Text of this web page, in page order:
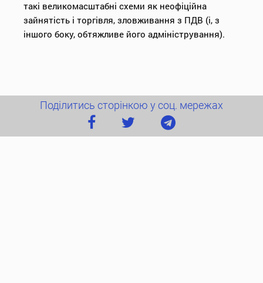
такі великомасштабні схеми як неофіційна
зайнятість і торгівля, зловживання з ПДВ (і, з
іншого боку, обтяжливе його адміністрування).
Поділитись сторінкою у соц. мережах